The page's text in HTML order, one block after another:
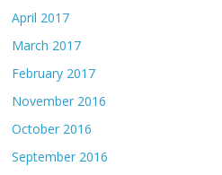
April 2017
March 2017
February 2017
November 2016
October 2016
September 2016